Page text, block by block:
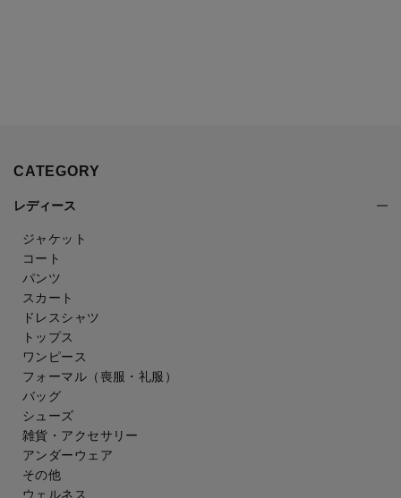
CATEGORY
レディース
ジャケット
コート
パンツ
スカート
ドレスシャツ
トップス
ワンピース
フォーマル（喪服・礼服）
バッグ
シューズ
雑貨・アクセサリー
アンダーウェア
その他
ウェルネス